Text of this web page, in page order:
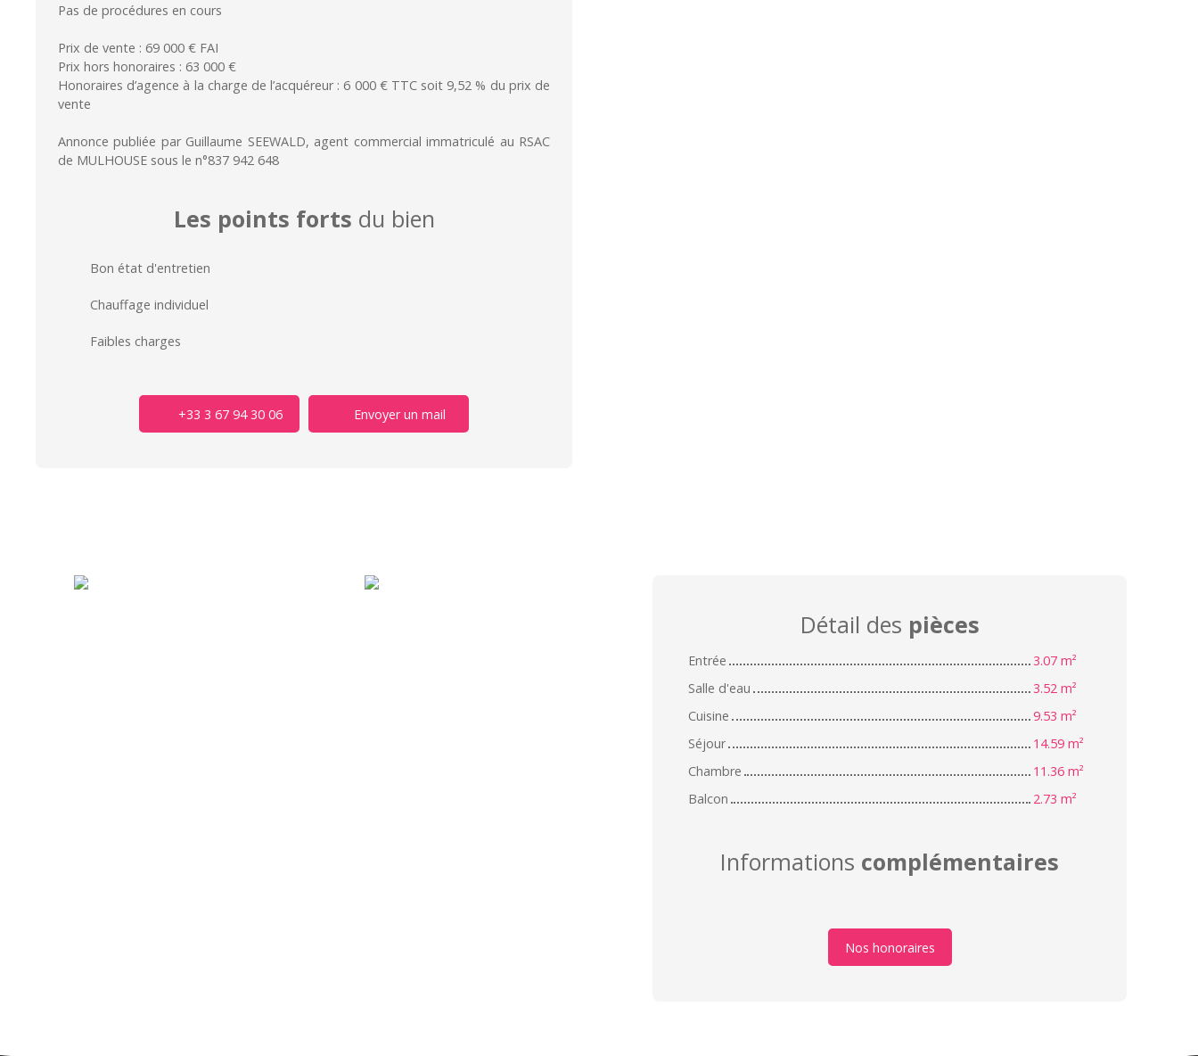
Pas de procédures en cours
Prix de vente : 69 000 € FAI
Prix hors honoraires : 63 000 €
Honoraires d’agence à la charge de l’acquéreur : 6 000 € TTC soit 9,52 % du prix de
vente
Annonce publiée par Guillaume SEEWALD, agent commercial immatriculé au RSAC
de MULHOUSE sous le n°837 942 648
Les points forts du bien
Bon état d'entretien
Chauffage individuel
Faibles charges
+33 3 67 94 30 06 Envoyer un mail
Détail des pièces
Entrée
3.07 m²
Salle d'eau
3.52 m²
Cuisine
9.53 m²
Séjour
14.59 m²
Chambre
11.36 m²
Balcon
2.73 m²
Informations complémentaires
Nos honoraires